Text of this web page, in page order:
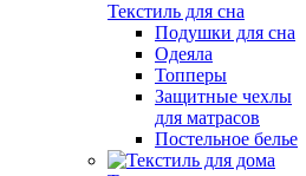
Текстиль для сна
Подушки для сна
Одеяла
Топперы
Защитные чехлы
для матрасов
Постельное белье